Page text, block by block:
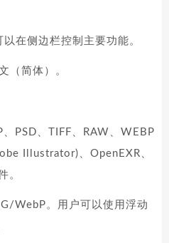
在侧边栏控制主要功能。
（简体）。
PSD、TIFF、RAW、WEBP
Illustrator)、OpenEXR、
。
WebP。用户可以使用浮动